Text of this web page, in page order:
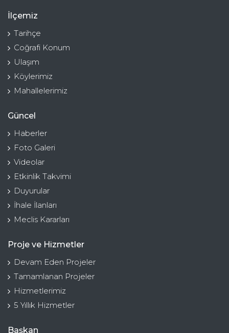
İlçemiz
Tarihçe
Coğrafi Konum
Ulaşım
Köylerimiz
Mahallelerimiz
Güncel
Haberler
Foto Galeri
Videolar
Etkinlik Takvimi
Duyurular
İhale İlanları
Meclis Kararları
Proje ve Hizmetler
Devam Eden Projeler
Tamamlanan Projeler
Hizmetlerimiz
5 Yıllık Hizmetler
Başkan